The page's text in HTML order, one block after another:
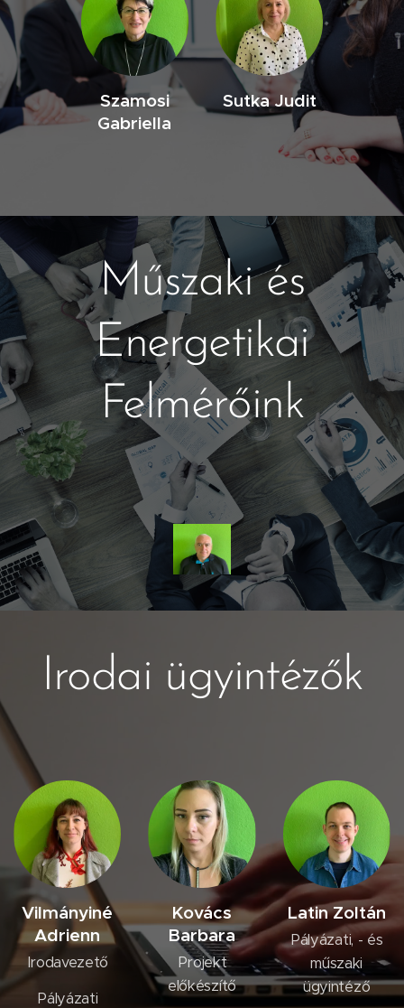
Szamosi
Gabriella
Sutka Judit
Műszaki és
Energetikai
Felmérőink
Irodai ügyintézők
Vilmányiné
Adrienn
Irodavezető
Pályázati
Kovács
Barbara
Projekt
előkészítő
Latin Zoltán
Pályázati, - és
műszaki
ügyintéző